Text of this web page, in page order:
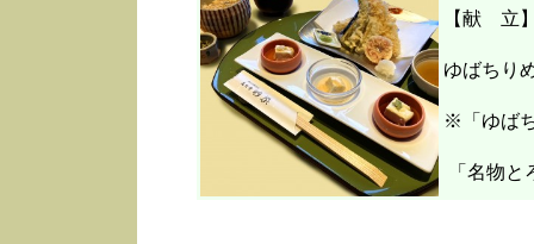
【献 立
ゆばちり
※「ゆば
「名物と